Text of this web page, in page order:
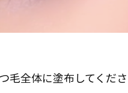
毛全体に塗布してくださ